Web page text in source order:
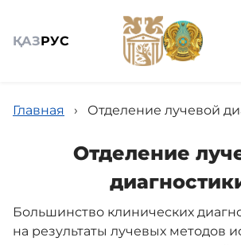
ҚАЗРУС
Общие сведения
Поликлиника
Главная › Отделение лучевой
Отделение
Большинство клинических
на результаты лучевых методов